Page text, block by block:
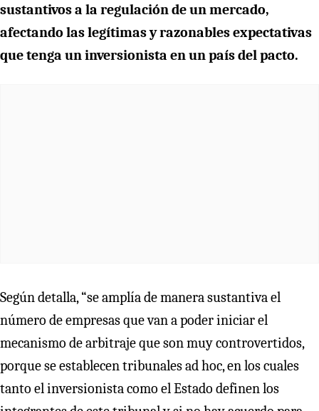
sustantivos a la regulación de un mercado,
afectando las legítimas y razonables expectativas
que tenga un inversionista en un país del pacto.
Según detalla, “se amplía de manera sustantiva el
número de empresas que van a poder iniciar el
mecanismo de arbitraje que son muy controvertidos,
porque se establecen tribunales ad hoc, en los cuales
tanto el inversionista como el Estado definen los